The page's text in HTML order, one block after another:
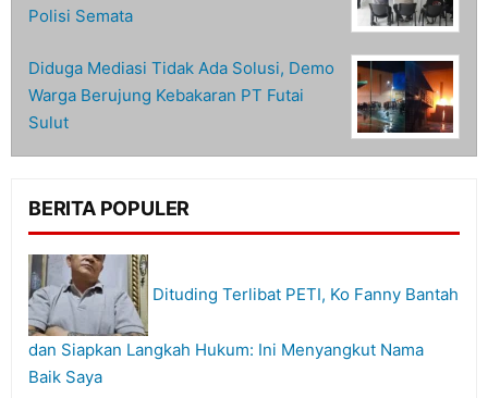
Polisi Semata
Diduga Mediasi Tidak Ada Solusi, Demo
Warga Berujung Kebakaran PT Futai
Sulut
BERITA POPULER
Dituding Terlibat PETI, Ko Fanny Bantah
dan Siapkan Langkah Hukum: Ini Menyangkut Nama
Baik Saya